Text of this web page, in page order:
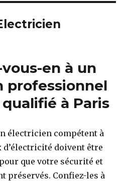
en à un
professionnel
à Paris
électricien compétent à
d’électricité doivent être
que votre sécurité et
préservés. Confiez-les à